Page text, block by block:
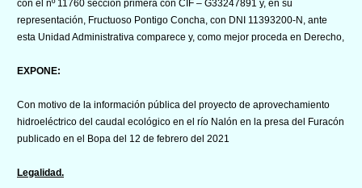
con el nº 11760 sección primera con CIF – G33247891 y, en su
representación, Fructuoso Pontigo Concha, con DNI 11393200-N, ante
esta Unidad Administrativa comparece y, como mejor proceda en Derecho,
EXPONE:
Con motivo de la información pública del proyecto de aprovechamiento
hidroeléctrico del caudal ecológico en el río Nalón en la presa del Furacón
publicado en el Bopa del 12 de febrero del 2021
Legalidad.